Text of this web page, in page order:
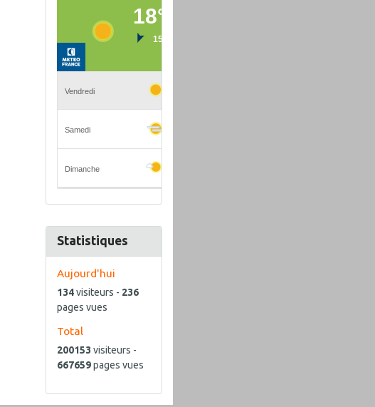
Statistiques
Aujourd'hui
134visiteurs - 236
pages vues
Total
200153 visiteurs -
667659pages vues